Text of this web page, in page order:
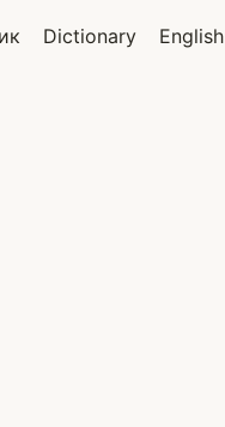
Dictionary English